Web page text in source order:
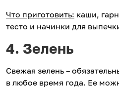
Что приготовить: каши,
тесто и начинки для
4. Зелень
Свежая зелень –
в любое время года. Ее